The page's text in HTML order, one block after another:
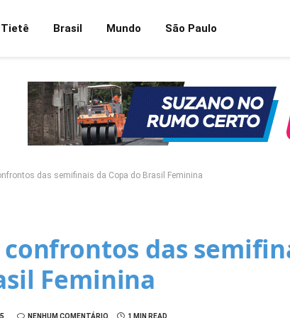
Brasil Mundo São Paulo
das semifinais da Copa do Brasil Feminina
confrontos das
Feminina
NENHUM COMENTÁRIO 1 MIN READ